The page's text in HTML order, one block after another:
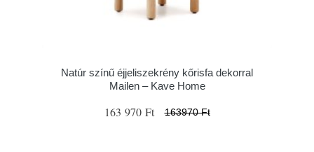
Natúr színű éjjeliszekrény kőrisfa dekorral
Mailen – Kave Home
163 970 Ft 163970 Ft